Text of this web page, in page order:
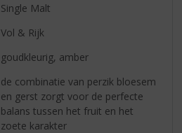
Single Malt
Vol & Rijk
goudkleurig, amber
de combinatie van perzik bloesem
en gerst zorgt voor de perfecte
balans tussen het fruit en het
zoete karakter